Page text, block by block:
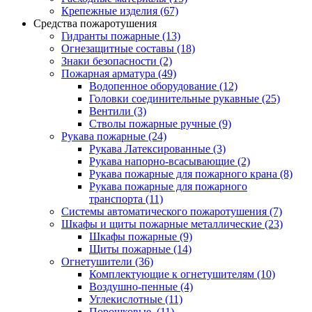
Крепежные изделия (67)
Средства пожаротушения
Гидранты пожарные (13)
Огнезащитные составы (18)
Знаки безопасности (2)
Пожарная арматура (49)
Водопенное оборудование (12)
Головки соединительные рукавные (25)
Вентили (3)
Стволы пожарные ручные (9)
Рукава пожарные (24)
Рукава Латексированные (3)
Рукава напорно-всасывающие (2)
Рукава пожарные для пожарного крана (8)
Рукава пожарные для пожарного
транспорта (11)
Системы автоматического пожаротушения (7)
Шкафы и щиты пожарные металлические (23)
Шкафы пожарные (9)
Щиты пожарные (14)
Огнетушители (36)
Комплектующие к огнетушителям (10)
Воздушно-пенные (4)
Углекислотные (11)